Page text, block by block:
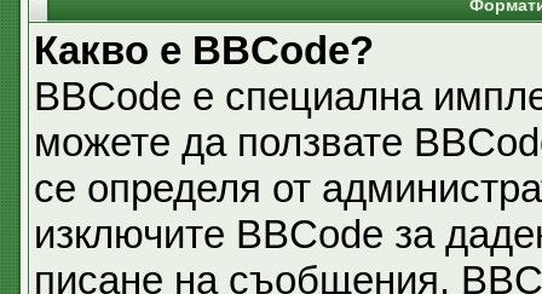
Какво е BBCode?
BBCode е специална
можете да ползвате
се определя от
изключите BBCode за
писане на съобщения.